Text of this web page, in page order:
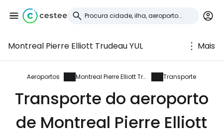
Montreal Pierre Elliott Trudeau YUL Mais
Aeroportos Montreal Pierre Elliott Trudeau Transporte
Transporte do aeroporto
de Montreal Pierre Elliott
Iniciar sessão no
Cestee
... a comunidade mundial de viajantes